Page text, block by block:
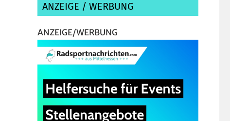
ANZEIGE / WERBUNG
ANZEIGE/WERBUNG